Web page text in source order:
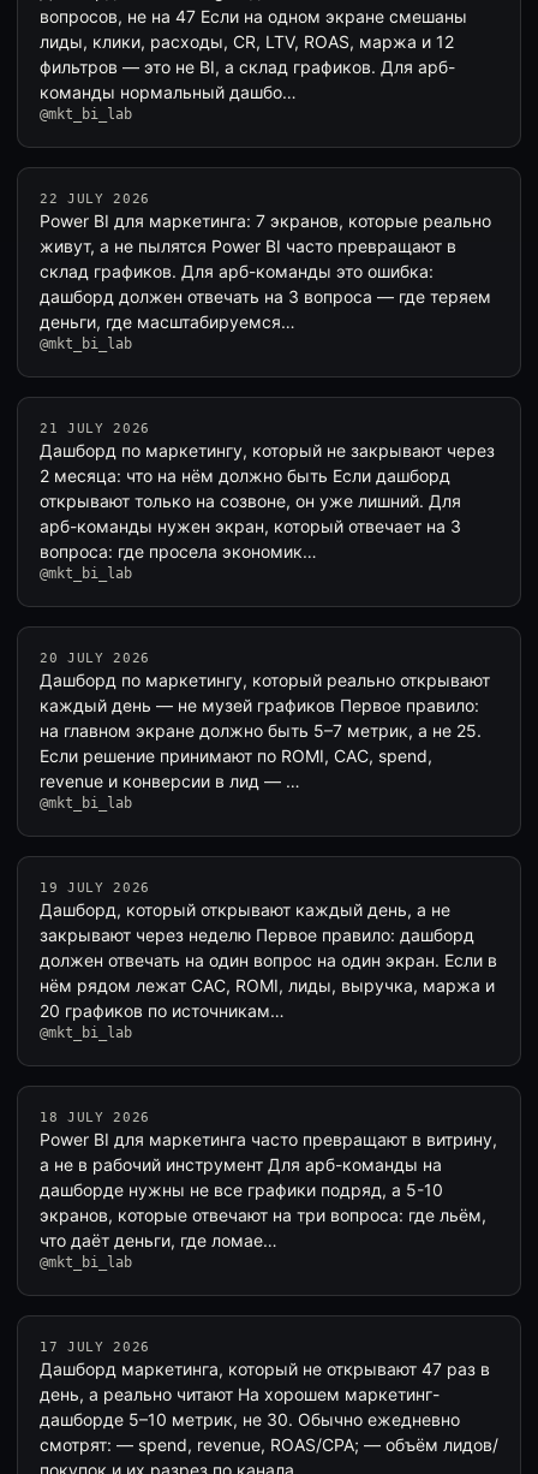
вопросов, не на 47 Если на одном экране смешаны
лиды, клики, расходы, CR, LTV, ROAS, маржа и 12
фильтров — это не BI, а склад графиков. Для арб-
команды нормальный дашбо…
@mkt_bi_lab
22 JULY 2026
Power BI для маркетинга: 7 экранов, которые реально
живут, а не пылятся Power BI часто превращают в
склад графиков. Для арб-команды это ошибка:
дашборд должен отвечать на 3 вопроса — где теряем
деньги, где масштабируемся…
@mkt_bi_lab
21 JULY 2026
Дашборд по маркетингу, который не закрывают через
2 месяца: что на нём должно быть Если дашборд
открывают только на созвоне, он уже лишний. Для
арб-команды нужен экран, который отвечает на 3
вопроса: где просела экономик…
@mkt_bi_lab
20 JULY 2026
Дашборд по маркетингу, который реально открывают
каждый день — не музей графиков Первое правило:
на главном экране должно быть 5–7 метрик, а не 25.
Если решение принимают по ROMI, CAC, spend,
revenue и конверсии в лид — …
@mkt_bi_lab
19 JULY 2026
Дашборд, который открывают каждый день, а не
закрывают через неделю Первое правило: дашборд
должен отвечать на один вопрос на один экран. Если в
нём рядом лежат CAC, ROMI, лиды, выручка, маржа и
20 графиков по источникам…
@mkt_bi_lab
18 JULY 2026
Power BI для маркетинга часто превращают в витрину,
а не в рабочий инструмент Для арб-команды на
дашборде нужны не все графики подряд, а 5-10
экранов, которые отвечают на три вопроса: где льём,
что даёт деньги, где ломае…
@mkt_bi_lab
17 JULY 2026
Дашборд маркетинга, который не открывают 47 раз в
день, а реально читают На хорошем маркетинг-
дашборде 5–10 метрик, не 30. Обычно ежедневно
смотрят: — spend, revenue, ROAS/CPA; — объём лидов/
покупок и их разрез по канала…